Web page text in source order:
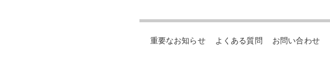
重要なお知らせ よくある質問 お問い合わせ